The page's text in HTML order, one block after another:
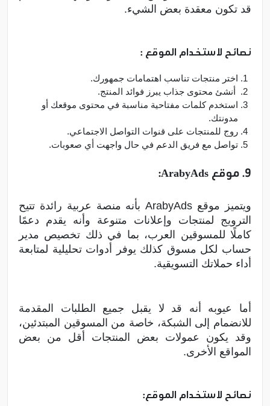
قد تكون معقدة بعض الشيء.
نصائح لاستخدام الموقع :
اختر منتجات تناسب اهتمامات جمهورك.
أنشئ محتوى جذاب يبرز فوائد المنتج.
استخدم كلمات مفتاحية مناسبة في محتوى موقعك أو
مدونتك.
روج للمنتجات على قنوات التواصل الاجتماعي.
تواصل مع فريق الدعم في حال واجهت أي صعوبات.
9. موقع ArabyAds:
ويتميز موقع ArabyAds بأنه منصة عربية رائدة تتيح
الترويج لمنتجات وإعلانات متنوعة وأنه يقدم دعمًا
كاملًا للمسوقين العرب، بما في ذلك تخصيص مدير
حساب لكل مسوق كذلك يوفر أدوات تحليلية لمتابعة
أداء حملاتك التسويقية.
أما عيوبه أنه قد لا يقبل جميع الطلبات المقدمة
للانضمام إلى الشبكة، خاصة من المسوقين المبتدئين،
وقد يكون عمولات بعض المنتجات أقل من بعض
المواقع الأخرى.
نصائح لاستخدام الموقع: